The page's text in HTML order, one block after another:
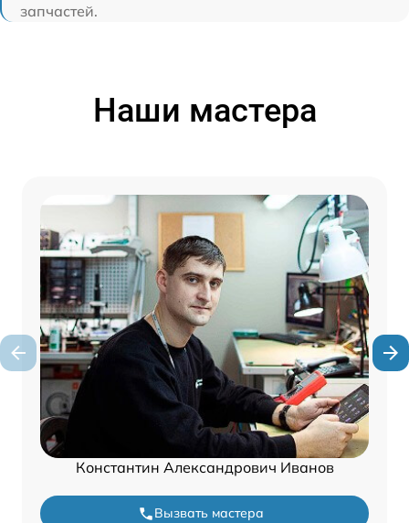
запчастей.
Наши мастера
Константин Александрович Иванов
Вызвать мастера